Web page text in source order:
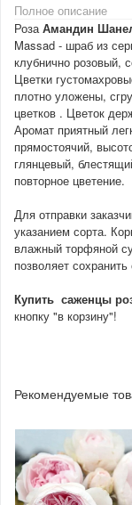
Полное описание
Роза Амандин
Massad - шраб из
клубнично розовый,
Цветки
плотно уложены,
цветков . Цветок
Аромат приятный
прямостоячий,
глянцевый,
повторное цветение.
Для отправки
указанием сорта.
влажный торфяной
позволяет
Купить саженцы
кнопку "в корзину"!
Рекомендуемые